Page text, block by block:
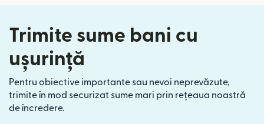
Trimite sume bani cu
ușurință
Pentru obiective importante sau nevoi neprevăzute,
trimite în mod securizat sume mari prin rețeaua noastră
de încredere.